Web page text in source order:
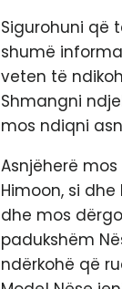
Sigurohuni që
shumë
veten të
Shmangni
mos ndiqni
Asnjëherë
Himoon, si
dhe mos
padukshëm
ndërkohë që